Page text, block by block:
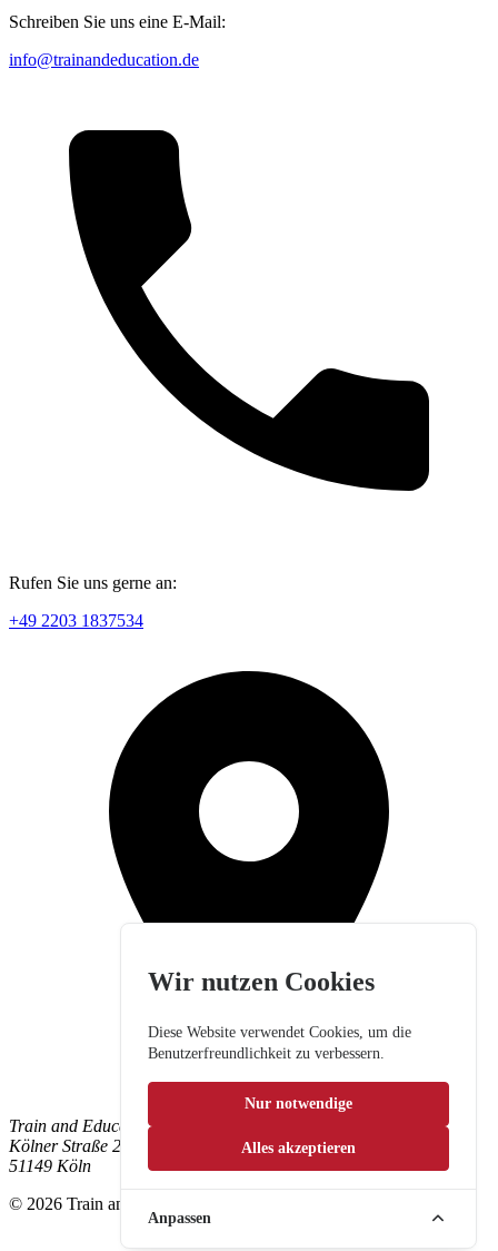
Schreiben Sie uns eine E-Mail:
info@trainandeducation.de
Rufen Sie uns gerne an:
+49 2203 1837534
Train and Education GmbH
Kölner Straße 265
51149 Köln
© 2026 Train and Education GmbH. Alle Rechte vorbehalten.
Wir nutzen Cookies
Diese Website verwendet Cookies, um die
Benutzerfreundlichkeit zu verbessern.
Nur notwendige
Alles akzeptieren
Anpassen